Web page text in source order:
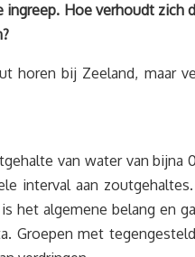
Hoe verhoudt zich
horen bij Zeeland, maar
van water van
interval aan
het algemene belang en
Groepen met